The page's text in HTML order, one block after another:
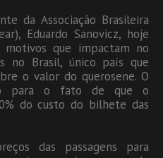
da Associação Brasileira
Eduardo Sanovicz, hoje
que impactam no
no Brasil, único país que
o valor do querosene. O
para o fato de que o
do custo do bilhete das
das passagens para